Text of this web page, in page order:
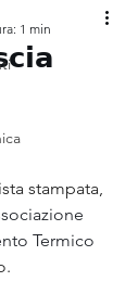
1 min
5.
stampata,
Termico